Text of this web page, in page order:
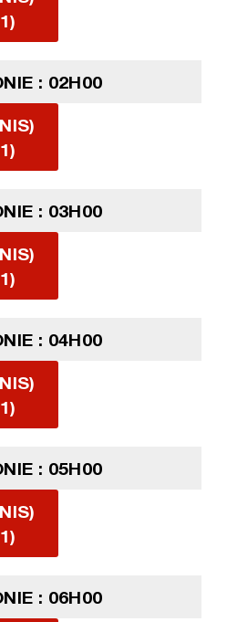
: 02H00
: 03H00
: 04H00
: 05H00
: 06H00